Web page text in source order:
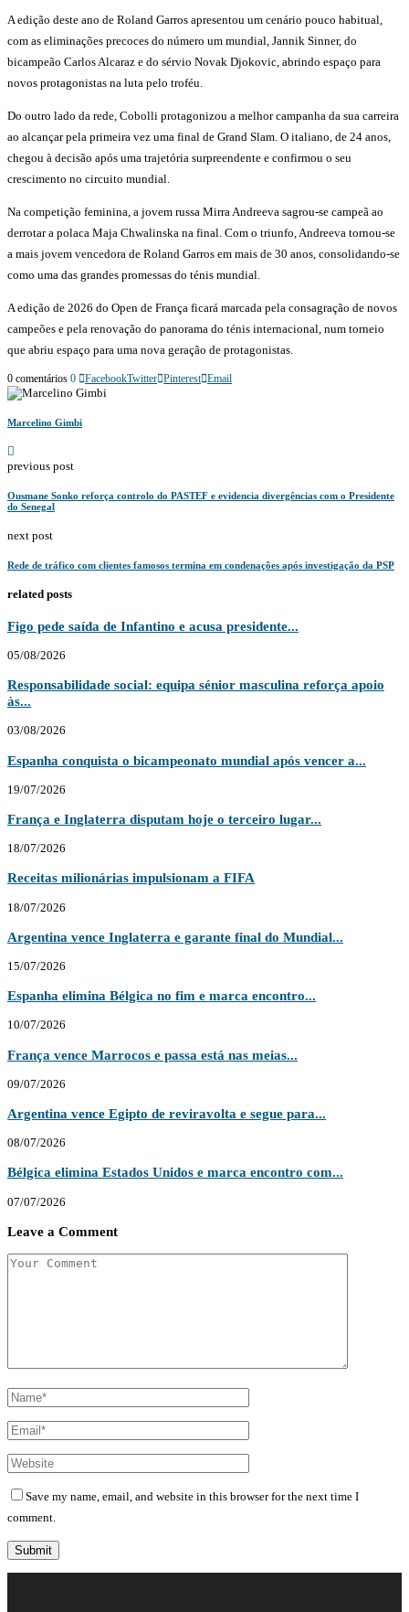
A edição deste ano de Roland Garros apresentou um cenário pouco habitual,
com as eliminações precoces do número um mundial, Jannik Sinner, do
bicampeão Carlos Alcaraz e do sérvio Novak Djokovic, abrindo espaço para
novos protagonistas na luta pelo troféu.
Do outro lado da rede, Cobolli protagonizou a melhor campanha da sua carreira
ao alcançar pela primeira vez uma final de Grand Slam. O italiano, de 24 anos,
chegou à decisão após uma trajetória surpreendente e confirmou o seu
crescimento no circuito mundial.
Na competição feminina, a jovem russa Mirra Andreeva sagrou-se campeã ao
derrotar a polaca Maja Chwalinska na final. Com o triunfo, Andreeva tornou-se
a mais jovem vencedora de Roland Garros em mais de 30 anos, consolidando-se
como uma das grandes promessas do ténis mundial.
A edição de 2026 do Open de França ficará marcada pela consagração de novos
campeões e pela renovação do panorama do ténis internacional, num torneio
que abriu espaço para uma nova geração de protagonistas.
0 comentários 0 FacebookTwitter Pinterest Email
Marcelino Gimbi
previous post
Ousmane Sonko reforça controlo do PASTEF e evidencia divergências com o Presidente
do Senegal
next post
Rede de tráfico com clientes famosos termina em condenações após investigação da PSP
related posts
Figo pede saída de Infantino e acusa presidente...
05/08/2026
Responsabilidade social: equipa sénior masculina reforça apoio
às...
03/08/2026
Espanha conquista o bicampeonato mundial após vencer a...
19/07/2026
França e Inglaterra disputam hoje o terceiro lugar...
18/07/2026
Receitas milionárias impulsionam a FIFA
18/07/2026
Argentina vence Inglaterra e garante final do Mundial...
15/07/2026
Espanha elimina Bélgica no fim e marca encontro...
10/07/2026
França vence Marrocos e passa está nas meias...
09/07/2026
Argentina vence Egipto de reviravolta e segue para...
08/07/2026
Bélgica elimina Estados Unidos e marca encontro com...
07/07/2026
Leave a Comment
Save my name, email, and website in this browser for the next time I
comment.